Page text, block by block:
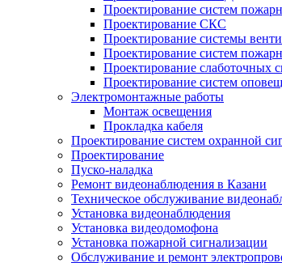
Проектирование систем
Проектирование СКС
Проектирование системы
Проектирование систем
Проектирование слаботочных
Проектирование систем
Электромонтажные работы
Монтаж освещения
Прокладка кабеля
Проектирование систем охранной
Проектирование
Пуско-наладка
Ремонт видеонаблюдения в Казани
Техническое обслуживание
Установка видеонаблюдения
Установка видеодомофона
Установка пожарной сигнализации
Обслуживание и ремонт